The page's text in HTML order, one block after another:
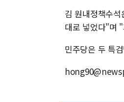
김 원내정책수
대로 넣었다"며
민주당은 두 특